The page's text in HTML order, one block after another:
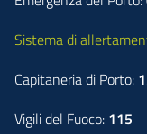
Sistema di
Capitaneria di Porto:
Vigili del Fuoco: 115